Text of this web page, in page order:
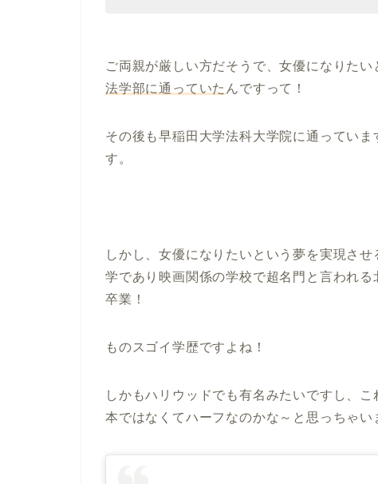
ご両親が厳しい方だそうで、女優になりた
法学部に通っていた んですって！
その後も早稲田大学法科大学院に通ってい
す。
しかし、女優になりたいという夢を実現さ
学であり映画関係の学校で超名門と言われ
卒業！
ものスゴイ学歴ですよね！
しかもハリウッドでも有名みたいですし、
本ではなくてハーフなのかな～と思っちゃい